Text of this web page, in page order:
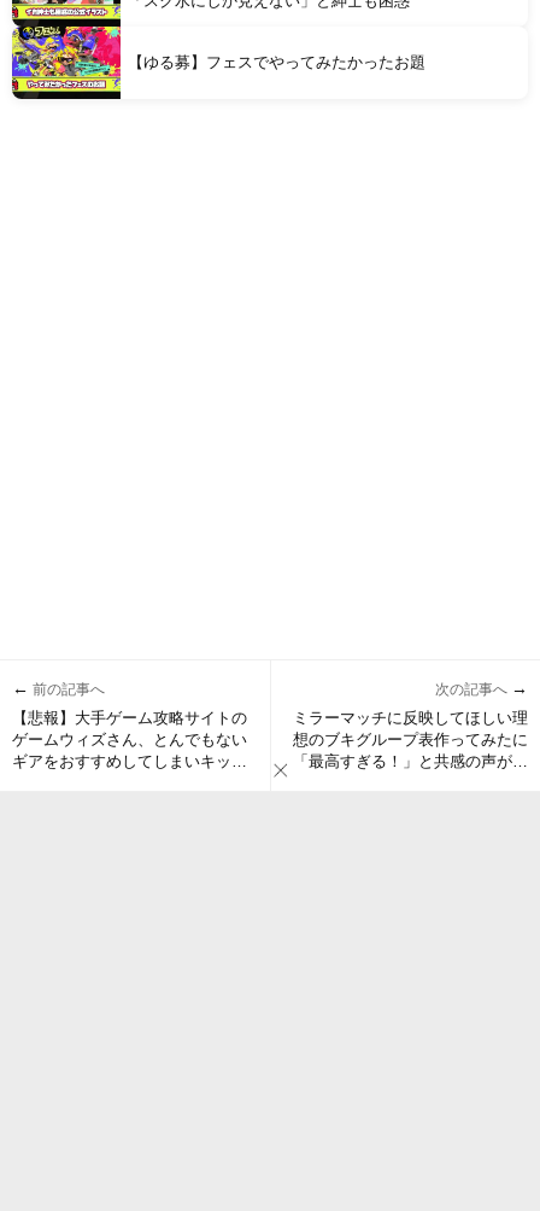
【ゆる募】フェスでやってみたかったお題
← 前の記事へ
【悲報】大手ゲーム攻略サイトの
ゲームウィズさん、とんでもない
ギアをおすすめしてしまいキッズ
次の記事へ →
ミラーマッチに反映してほしい理
想のブキグループ表作ってみたに
「最高すぎる！」と共感の声が多